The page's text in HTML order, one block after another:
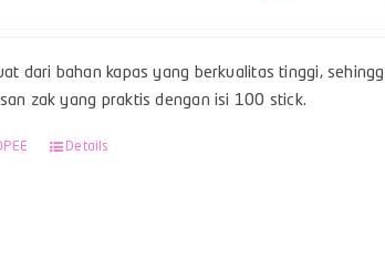
dari bahan kapas yang berkualitas tinggi,
zak yang praktis dengan isi 100 stick.
Details